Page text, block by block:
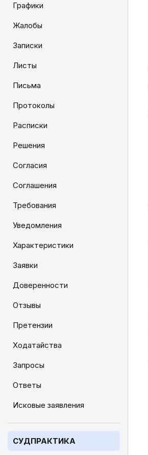
Графики
Жалобы
Записки
Листы
Письма
Протоколы
Расписки
Решения
Согласия
Соглашения
Требования
Уведомления
Характеристики
Заявки
Доверенности
Отзывы
Претензии
Ходатайства
Запросы
Ответы
Исковые заявления
СУДПРАКТИКА